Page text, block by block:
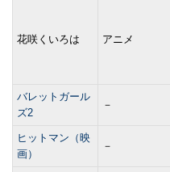
花咲くいろは アニメ
バレットガール
ズ2
－
ヒットマン（映
画）
－